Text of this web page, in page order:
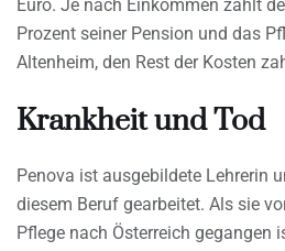
Euro. Je nach Einkommen zahlt
Prozent seiner Pension und das
Altenheim, den Rest der Kosten
Krankheit und Tod
Penova ist ausgebildete Lehrerin
diesem Beruf gearbeitet. Als sie
Pflege nach Österreich gegangen